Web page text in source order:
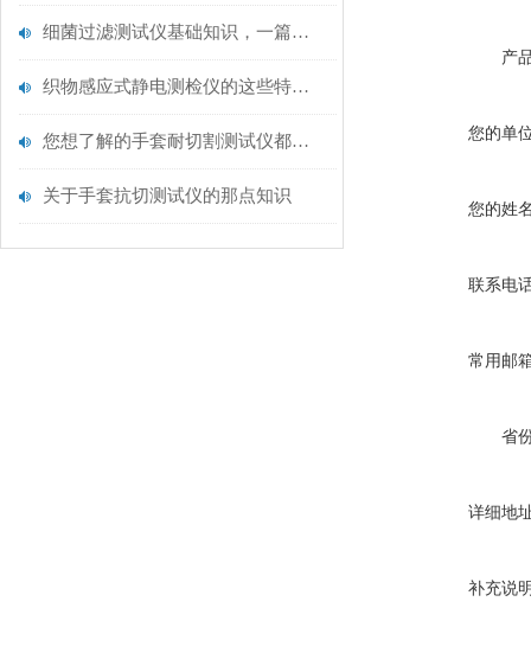
细菌过滤测试仪基础知识，一篇搞定
织物感应式静电测检仪的这些特点很少有人都知道
您想了解的手套耐切割测试仪都在这里了
关于手套抗切测试仪的那点知识
产
您的单
您的姓
联系电
常用邮
省
详细地
补充说